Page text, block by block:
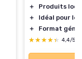
＋
Produits
＋
Idéal pour
＋
Format
★★★★★
★★★★★ 4,4/5